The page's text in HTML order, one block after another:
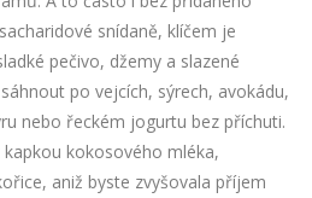
snídaně, klíčem je
pečivo, džemy a slazené
po vejcích, sýrech, avokádu,
nebo řeckém jogurtu bez příchuti.
kokosového mléka,
aniž byste zvyšovala příjem